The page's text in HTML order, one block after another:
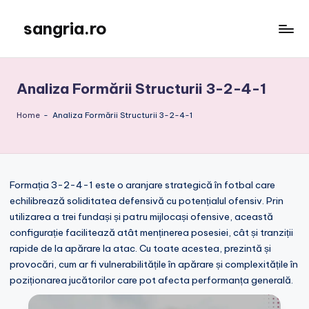
content
sangria.ro
Analiza Formării Structurii 3-2-4-1
Home - Analiza Formării Structurii 3-2-4-1
Formația 3-2-4-1 este o aranjare strategică în fotbal care
echilibrează soliditatea defensivă cu potențialul ofensiv. Prin
utilizarea a trei fundași și patru mijlocași ofensive, această
configurație facilitează atât menținerea posesiei, cât și tranziții
rapide de la apărare la atac. Cu toate acestea, prezintă și
provocări, cum ar fi vulnerabilitățile în apărare și complexitățile în
poziționarea jucătorilor care pot afecta performanța generală.